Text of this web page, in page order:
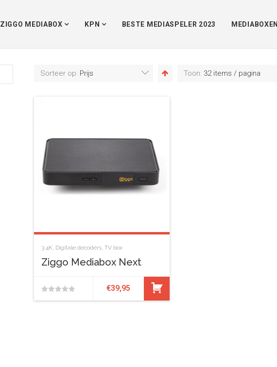
ZIGGO MEDIABOX KPN BESTE MEDIASPELER 2023 MEDIABOXEN
Sorteer op: Prijs Toon: 32 items / pagina
3 4K, Digitale decoders, TV box
Ziggo Mediabox Next
€39,95